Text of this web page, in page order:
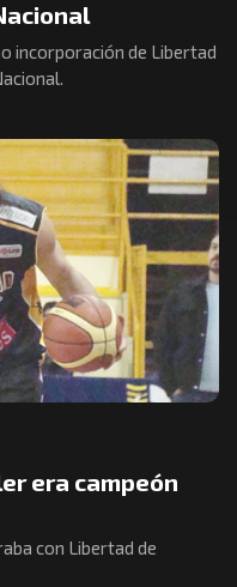
incorporación de Libertad
era campeón
con Libertad de